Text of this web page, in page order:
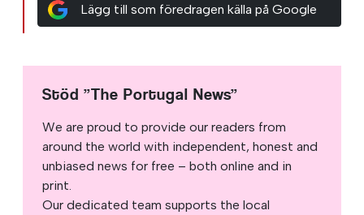
Lägg till som föredragen källa på Google
Stöd ”The Portugal News”
We are proud to provide our readers from
around the world with independent, honest and
unbiased news for free – both online and in
print.
Our dedicated team supports the local